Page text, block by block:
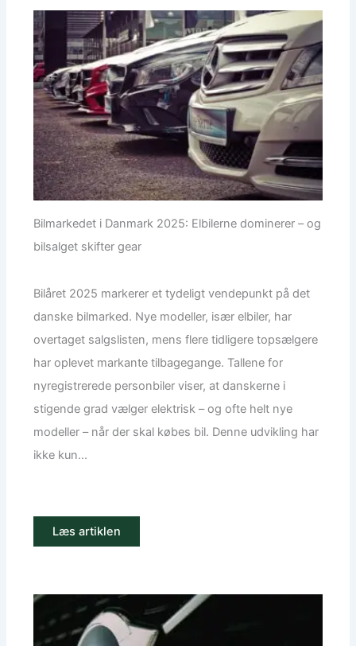
Bilmarkedet i Danmark 2025: Elbilerne dominerer – og
bilsalget skifter gear
Bilåret 2025 markerer et tydeligt vendepunkt på det
danske bilmarked. Nye modeller, især elbiler, har
overtaget salgslisten, mens flere tidligere topsælgere
har oplevet markante tilbagegange. Tallene for
nyregistrerede personbiler viser, at danskerne i
stigende grad vælger elektrisk – og ofte helt nye
modeller – når der skal købes bil. Denne udvikling har
ikke kun...
Læs artiklen